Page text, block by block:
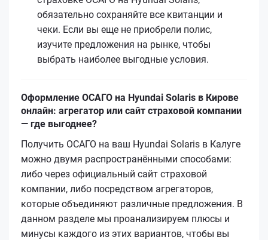
обязательно сохраняйте все квитанции и
чеки. Если вы еще не приобрели полис,
изучите предложения на рынке, чтобы
выбрать наиболее выгодные условия.
Оформление ОСАГО на Hyundai Solaris в Кирове
онлайн: агрегатор или сайт страховой компании
— где выгоднее?
Получить ОСАГО на ваш Hyundai Solaris в Калуге
можно двумя распространёнными способами:
либо через официальный сайт страховой
компании, либо посредством агрегаторов,
которые объединяют различные предложения. В
данном разделе мы проанализируем плюсы и
минусы каждого из этих вариантов, чтобы вы